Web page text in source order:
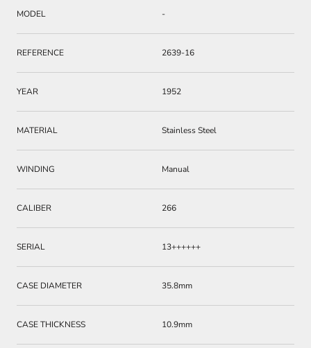
MODEL -
REFERENCE 2639-16
YEAR 1952
MATERIAL Stainless Steel
WINDING Manual
CALIBER 266
SERIAL 13++++++
CASE DIAMETER 35.8mm
CASE THICKNESS 10.9mm